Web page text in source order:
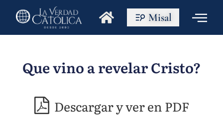
Misal
Que vino a revelar Cristo?
Descargar y ver en PDF